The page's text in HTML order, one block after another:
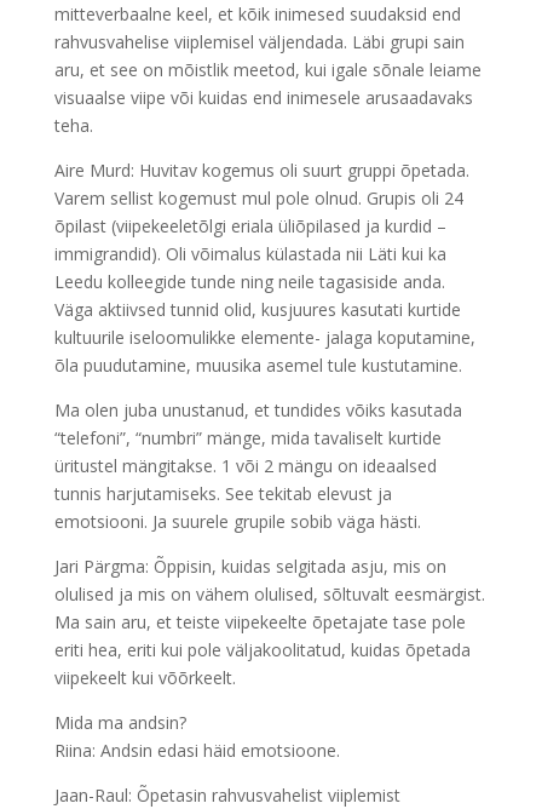
mitteverbaalne keel, et kõik inimesed suudaksid end
rahvusvahelise viiplemisel väljendada. Läbi grupi sain
aru, et see on mõistlik meetod, kui igale sõnale leiame
visuaalse viipe või kuidas end inimesele arusaadavaks
teha.
Aire Murd: Huvitav kogemus oli suurt gruppi õpetada.
Varem sellist kogemust mul pole olnud. Grupis oli 24
õpilast (viipekeeletõlgi eriala üliõpilased ja kurdid –
immigrandid). Oli võimalus külastada nii Läti kui ka
Leedu kolleegide tunde ning neile tagasiside anda.
Väga aktiivsed tunnid olid, kusjuures kasutati kurtide
kultuurile iseloomulikke elemente- jalaga koputamine,
õla puudutamine, muusika asemel tule kustutamine.
Ma olen juba unustanud, et tundides võiks kasutada
“telefoni”, “numbri” mänge, mida tavaliselt kurtide
üritustel mängitakse. 1 või 2 mängu on ideaalsed
tunnis harjutamiseks. See tekitab elevust ja
emotsiooni. Ja suurele grupile sobib väga hästi.
Jari Pärgma: Õppisin, kuidas selgitada asju, mis on
olulised ja mis on vähem olulised, sõltuvalt eesmärgist.
Ma sain aru, et teiste viipekeelte õpetajate tase pole
eriti hea, eriti kui pole väljakoolitatud, kuidas õpetada
viipekeelt kui võõrkeelt.
Mida ma andsin?
Riina: Andsin edasi häid emotsioone.
Jaan-Raul: Õpetasin rahvusvahelist viiplemist